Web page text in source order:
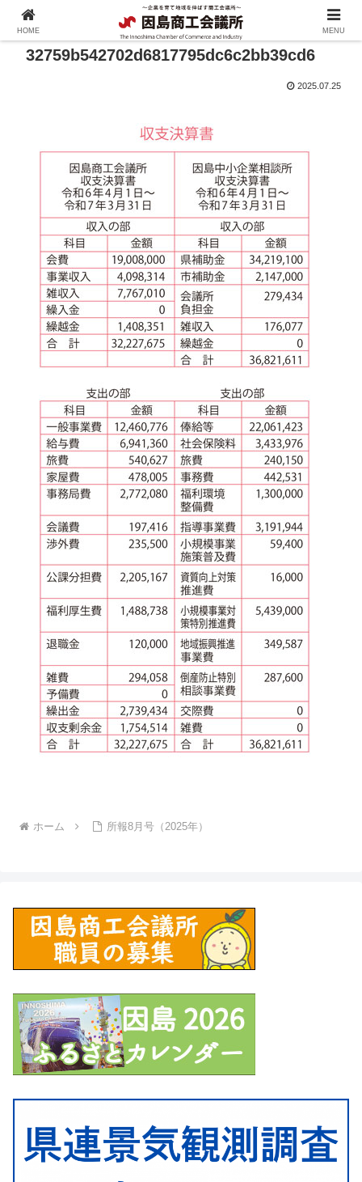
32759b542702d6817795dc6c2bb39cd6
2025.07.25
ホーム 所報8月号（2025年）
HOME MENU